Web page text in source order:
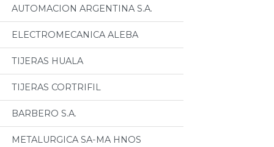
AUTOMACION ARGENTINA S.A.
ELECTROMECANICA ALEBA
TIJERAS HUALA
TIJERAS CORTRIFIL
BARBERO S.A.
METALURGICA SA-MA HNOS